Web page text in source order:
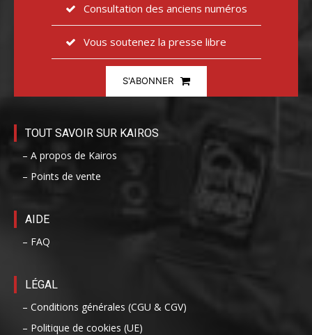
Consultation des anciens numéros
Vous soutenez la presse libre
S'ABONNER
TOUT SAVOIR SUR KAIROS
– A propos de Kairos
– Points de vente
AIDE
– FAQ
LÉGAL
– Conditions générales (CGU & CGV)
– Politique de cookies (UE)